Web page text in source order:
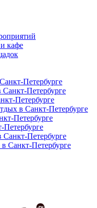
кафе
Петербурге
Санкт-Петербурге
Петербурге
в Санкт-Петербурге
Петербурге
Петербурге
Санкт-Петербурге
в Санкт-Петербурге